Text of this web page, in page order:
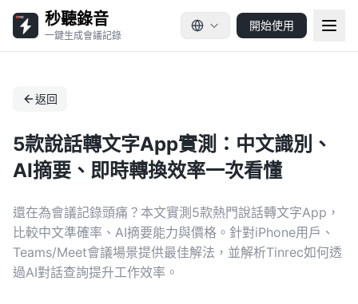
秒聽錄音
一鍵生成會議記錄
開始使用
返回
5款說話轉文字App實測：中文識別、
AI摘要、即時轉換效率一次看懂
還在為會議記錄頭痛？本文實測5款熱門說話轉文字App，
比較中文準確率、AI摘要能力與價格。針對iPhone用戶、
Teams/Meet會議場景提供最佳解法，並解析Tinrec如何透
過AI對話查詢提升工作效率。